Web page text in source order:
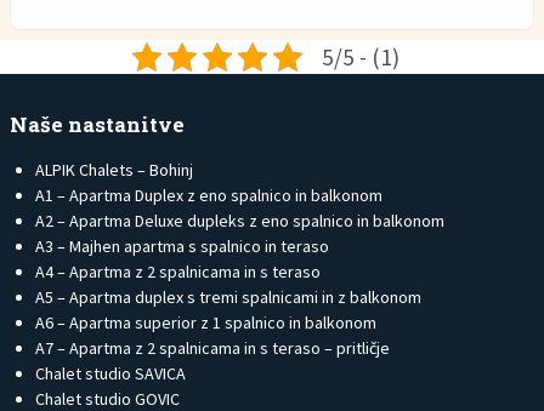
5/5 - (1)
Naše nastanitve
ALPIK Chalets – Bohinj
A1 – Apartma Duplex z eno spalnico in balkonom
A2 – Apartma Deluxe dupleks z eno spalnico in balkonom
A3 – Majhen apartma s spalnico in teraso
A4 – Apartma z 2 spalnicama in s teraso
A5 – Apartma duplex s tremi spalnicami in z balkonom
A6 – Apartma superior z 1 spalnico in balkonom
A7 – Apartma z 2 spalnicama in s teraso – pritličje
Chalet studio SAVICA
Chalet studio GOVIC